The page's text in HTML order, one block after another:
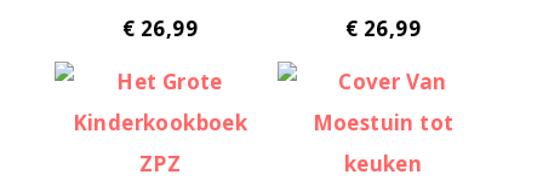
€ 26,99 € 26,99